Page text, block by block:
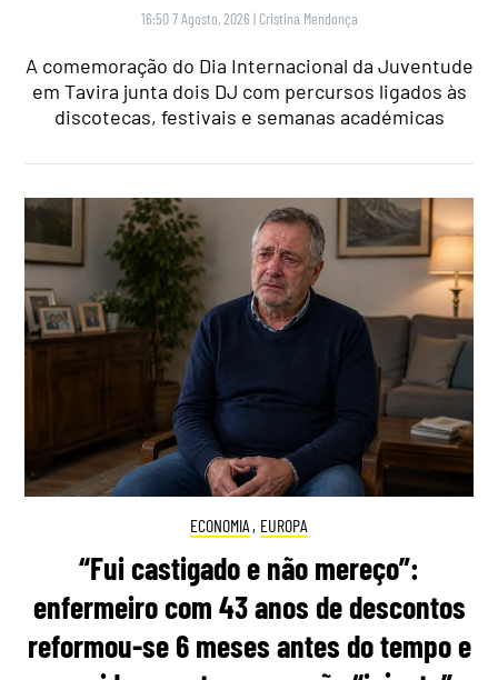
16:50 7 Agosto, 2026 | Cristina Mendonça
A comemoração do Dia Internacional da Juventude
em Tavira junta dois DJ com percursos ligados às
discotecas, festivais e semanas académicas
ECONOMIA , EUROPA
“Fui castigado e não mereço”:
enfermeiro com 43 anos de descontos
reformou-se 6 meses antes do tempo e